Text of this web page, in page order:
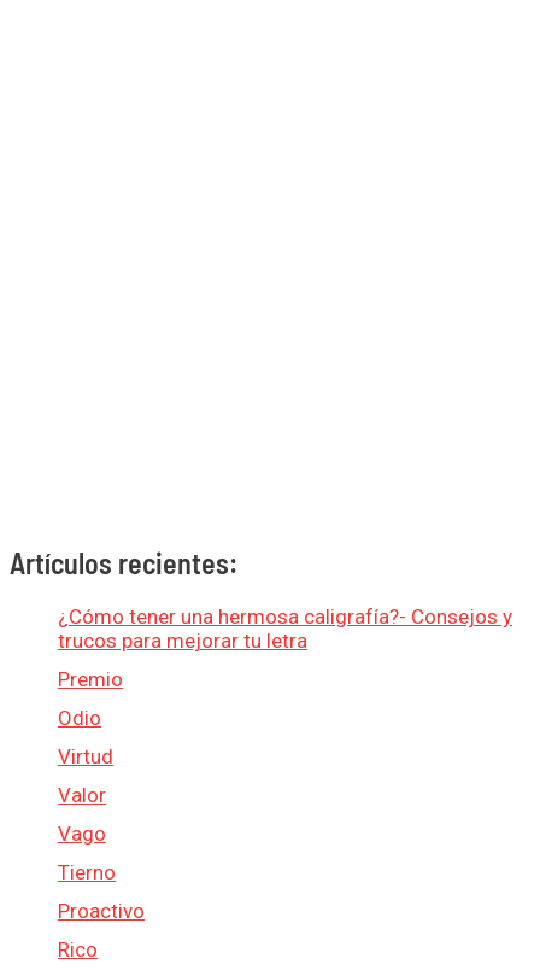
Artículos recientes:
¿Cómo tener una hermosa caligrafía?- Consejos y
trucos para mejorar tu letra
Premio
Odio
Virtud
Valor
Vago
Tierno
Proactivo
Rico